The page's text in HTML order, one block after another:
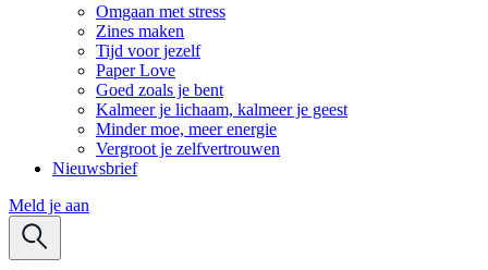
Omgaan met stress
Zines maken
Tijd voor jezelf
Paper Love
Goed zoals je bent
Kalmeer je lichaam, kalmeer je geest
Minder moe, meer energie
Vergroot je zelfvertrouwen
Nieuwsbrief
Meld je aan